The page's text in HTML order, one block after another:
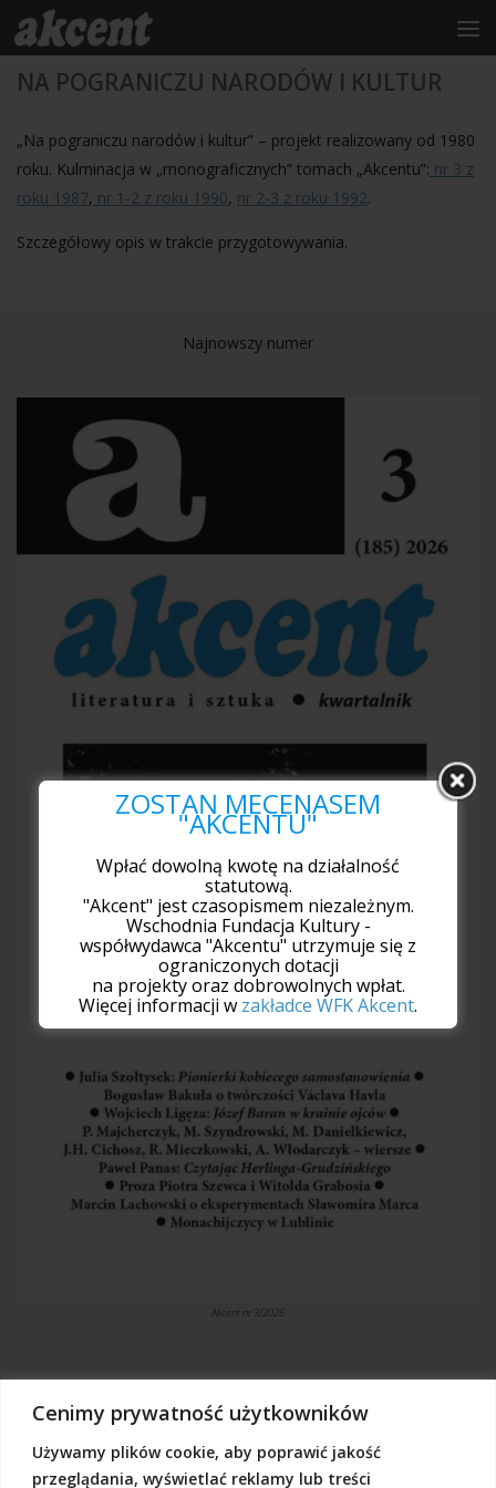
Cenimy prywatność użytkowników
Używamy plików cookie, aby poprawić jakość
przeglądania, wyświetlać reklamy lub treści
treści
Przejdź do treści
NA POGRANICZU NARODÓW I KULTUR
„Na pograniczu narodów i kultur” – projekt realizowany od 1980
roku. Kulminacja w „monograficznych” tomach „Akcentu”: nr 3 z
roku 1987, nr 1-2 z roku 1990, nr 2-3 z roku 1992.
Szczegółowy opis w trakcie przygotowywania.
Najnowszy numer
Akcent nr 3/2026
„Akcent” jest czasopismem niezależnym, utrzymujemy się z dotacji
budżetowych oraz darowizn. Będziemy wdzięczni, jeśli zechcą nas
ZOSTAŃ MECENASEM
"AKCENTU"
Wpłać dowolną kwotę na działalność
statutową.
"Akcent" jest czasopismem niezależnym.
Wschodnia Fundacja Kultury -
współwydawca "Akcentu" utrzymuje się z
ograniczonych dotacji
na projekty oraz dobrowolnych wpłat.
Więcej informacji w zakładce WFK Akcent.